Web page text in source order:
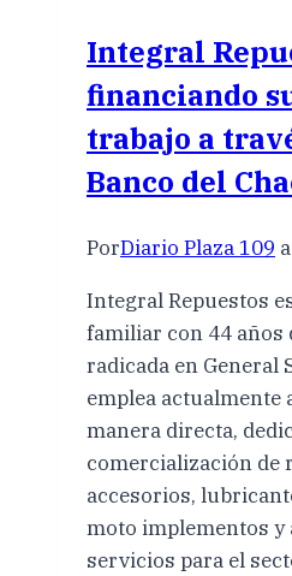
Integral
financiando
trabajo a
Banco del
PorDiario Plaza 109
Integral Repuestos
familiar con 44 años
radicada en General
emplea actualmente
manera directa,
comercialización de
accesorios,
moto implementos y
servicios para el